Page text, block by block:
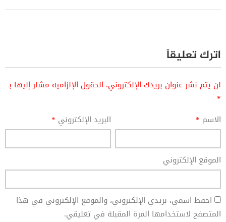
اترك تعليقاً
لن يتم نشر عنوان بريدك الإلكتروني. الحقول الإلزامية مشار إليها بـ
*
الاسم * البريد الإلكتروني *
الموقع الإلكتروني
احفظ اسمي، بريدي الإلكتروني، والموقع الإلكتروني في هذا
المتصفح لاستخدامها المرة المقبلة في تعليقي.